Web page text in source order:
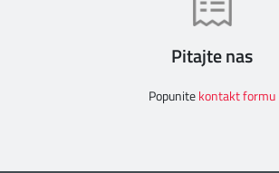
Pitajte nas
Popunitekontakt formu